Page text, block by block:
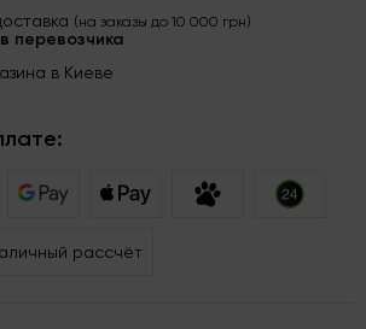
(на заказы до 10 000 грн)
перевозчика
в Киеве
рассчёт